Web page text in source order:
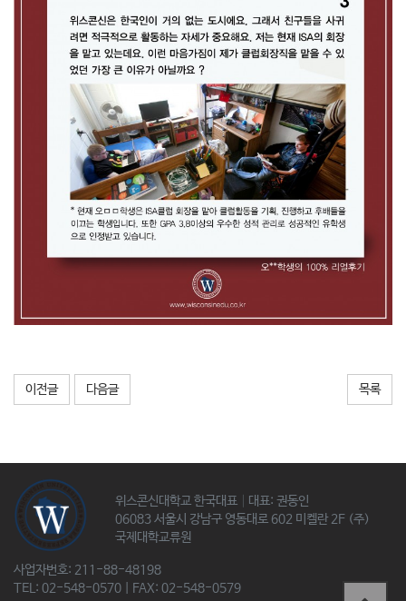
이전글 다음글 목록
위스콘신대학교 한국대표│대표: 권동인
06083 서울시 강남구 영동대로 602 미켈란 2F (주)
국제대학교류원
사업자번호: 211-88-48198
TEL: 02-548-0570 | FAX: 02-548-0579